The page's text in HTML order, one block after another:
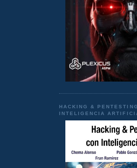
HACKING &
INTELIGENCIA